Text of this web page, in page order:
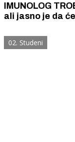
IMUNOLOG
ali jasno je da
02. Studeni